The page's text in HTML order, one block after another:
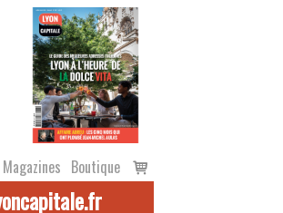
Magazines Boutique
Voir
le